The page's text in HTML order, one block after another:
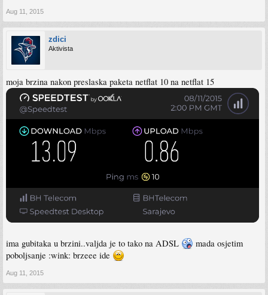
Aug 11, 2015
zdici
Aktivista
moja brzina nakon preslaska paketa netflat 10 na netflat 15
ima gubitaka u brzini..valjda je to tako na ADSL
mada osjetim
poboljsanje :wink: brzeee ide
Aug 11, 2015